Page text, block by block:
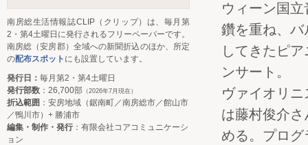
ウィーン国
鑽を重ね、
してきたピ
ンサート。
ヴァイオリ
は藤村俊介
める。プロ
南房総生活情報誌CLIP（クリップ）は、毎月第
2・第4土曜日に発行されるフリーペーパーです。
南房総（安房郡）全域への新聞折込のほか、所定
の配布スポット にも設置しています。
発行日： 毎月第2・第4土曜日
発行部数 ：26,700部 （2026年7月現在）
折込範囲 ：安房地域（鋸南町／南房総市／館山市
／鴨川市）+ 勝浦市
編集・制作・発行：有限会社コアコミュニケーシ
ョン